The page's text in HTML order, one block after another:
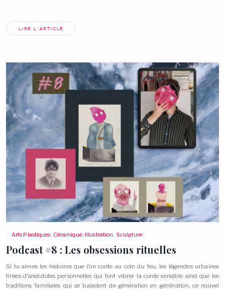
LIRE L'ARTICLE
Arts Plastiques, Céramique, Illustration, Sculpture
Podcast #8 : Les obsessions rituelles
Si tu aimes les histoires que l’on conte au coin du feu, les légendes urbaines
tirées d’anecdotes personnelles qui font vibrer la corde sensible ainsi que les
traditions familiales qui se baladent de génération en génération, ce nouvel